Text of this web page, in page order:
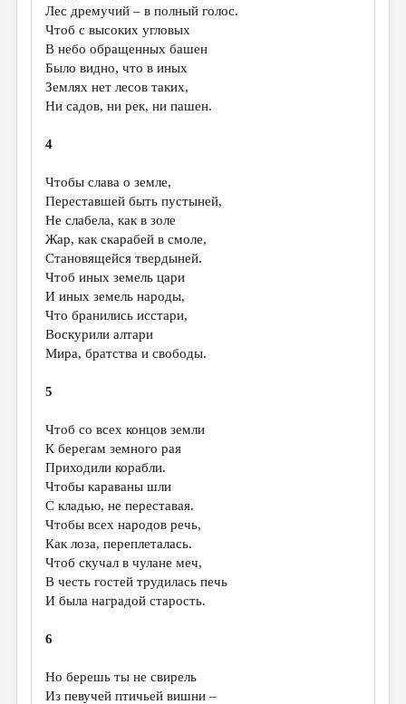
КУЛЬТУРОВЕДЕНИЕ
ПУБЛИЦИСТИКА
РЕЦЕНЗИРОВАНИЕ
ЦИКЛЫ ПУБЛИКАЦИЙ
ТРЕДИАКОВСКИЙ
МЕДИА
ВКОНТАКТЕ
Лес дремучий – в полный голос.
Чтоб с высоких угловых
В небо обращенных башен
Было видно, что в иных
Землях нет лесов таких,
Ни садов, ни рек, ни пашен.
4
Чтобы слава о земле,
Переставшей быть пустыней,
Не слабела, как в золе
Жар, как скарабей в смоле,
Становящейся твердыней.
Чтоб иных земель цари
И иных земель народы,
Что бранились исстари,
Воскурили алтари
Мира, братства и свободы.
5
Чтоб со всех концов земли
К берегам земного рая
Приходили корабли.
Чтобы караваны шли
С кладью, не переставая.
Чтобы всех народов речь,
Как лоза, переплеталась.
Чтоб скучал в чулане меч,
В честь гостей трудилась печь
И была наградой старость.
6
Но берешь ты не свирель
Из певучей птичьей вишни –